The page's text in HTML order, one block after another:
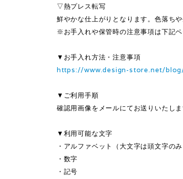
▽熱プレス転写
鮮やかな仕上がりとなります。色落ち
※お手入れや保管時の注意事項は下記ペ
▼お手入れ方法・注意事項
https://www.design-store.net/
▼ご利用手順
確認用画像をメールにてお送りいたし
▼利用可能な文字
・アルファベット（大文字は頭文字のみ
・数字
・記号